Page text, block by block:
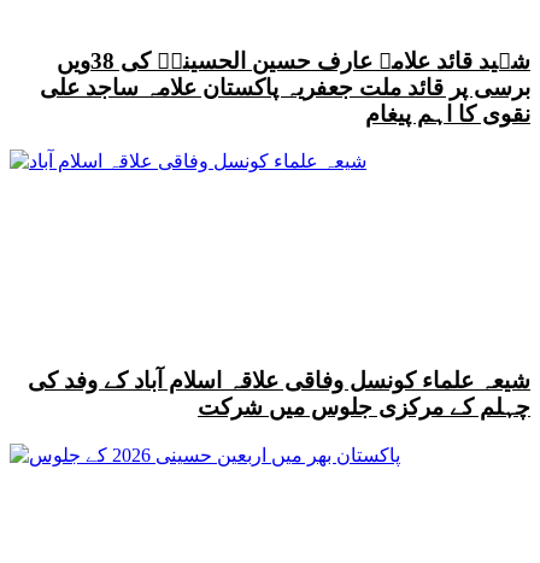
شہید قائد علامہ عارف حسین الحسینیؒ کی 38ویں
برسی پر قائد ملت جعفریہ پاکستان علامہ ساجد علی
نقوی کا اہم پیغام
شیعہ علماء کونسل وفاقی علاقہ اسلام آباد کے وفد کی
چہلم کے مرکزی جلوس میں شرکت